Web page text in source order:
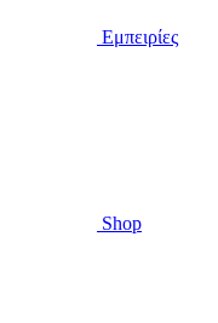
Εμπειρίες
Shop